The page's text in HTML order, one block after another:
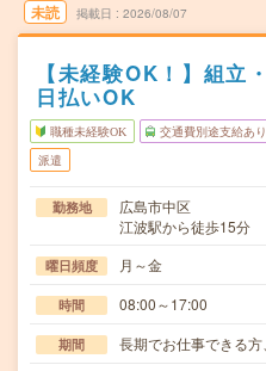
未読 掲載日 2026/08/07
【未経験OK！】組立
日払いOK
職種未経験OK 交通費別途支給あり
派遣
勤務地
広島市中区
江波駅から徒歩15分
曜日頻度 月～金
時間 08:00～17:00
期間 長期でお仕事できる方